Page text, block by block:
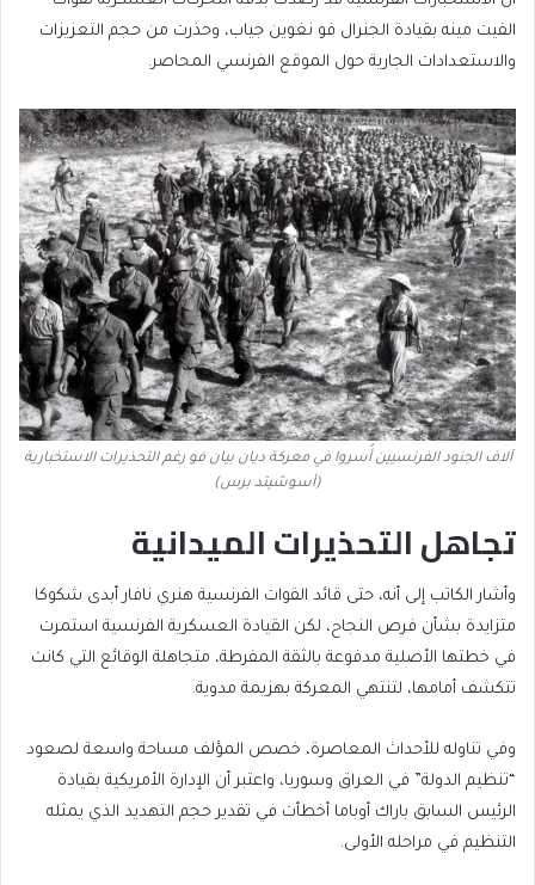
الفيت مينه بقيادة الجنرال فو نغوين جياب، وحذرت من حجم التعزيزات
والاستعدادات الجارية حول الموقع الفرنسي المحاصر.
آلاف الجنود الفرنسيين أُسروا في معركة ديان بيان فو رغم التحذيرات الاستخبارية
(أسوشيتد برس)
تجاهل التحذيرات الميدانية
وأشار الكاتب إلى أنه، حتى قائد القوات الفرنسية هنري نافار أبدى شكوكا
متزايدة بشأن فرص النجاح، لكن القيادة العسكرية الفرنسية استمرت
في خطتها الأصلية مدفوعة بالثقة المفرطة، متجاهلة الوقائع التي كانت
تتكشف أمامها، لتنتهي المعركة بهزيمة مدوية.
وفي تناوله للأحداث المعاصرة، خصص المؤلف مساحة واسعة لصعود
“تنظيم الدولة” في العراق وسوريا، واعتبر أن الإدارة الأمريكية بقيادة
الرئيس السابق باراك أوباما أخطأت في تقدير حجم التهديد الذي يمثله
التنظيم في مراحله الأولى.